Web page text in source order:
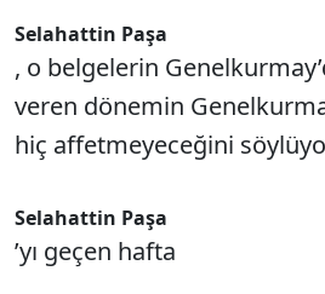
Selahattin Paşa
, o belgelerin
veren dönemin
hiç affetmeyeceğini
Selahattin Paşa
’yı geçen hafta